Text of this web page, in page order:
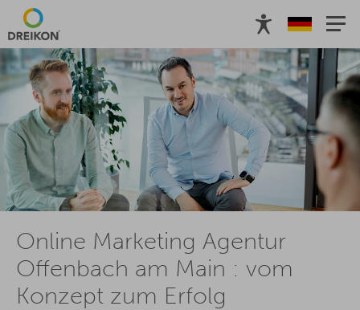
Online Marketing Agentur
Offenbach am Main : vom
Konzept zum Erfolg